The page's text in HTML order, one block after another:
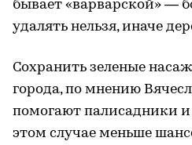
бывает «варварской» —
удалять нельзя, иначе
Сохранить зеленые
города, по мнению
помогают палисадники
этом случае меньше